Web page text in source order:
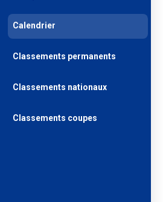
Calendrier
Classements permanents
Classements nationaux
Classements coupes